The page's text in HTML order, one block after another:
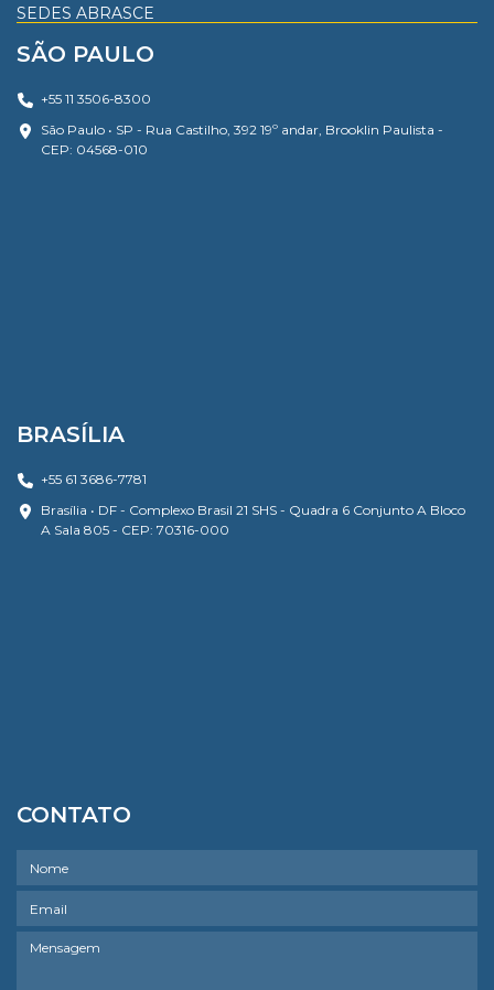
SEDES ABRASCE
SÃO PAULO
+55 11 3506-8300
São Paulo • SP - Rua Castilho, 392 19º andar, Brooklin Paulista -
CEP: 04568-010
BRASÍLIA
+55 61 3686-7781
Brasília • DF - Complexo Brasil 21 SHS - Quadra 6 Conjunto A Bloco
A Sala 805 - CEP: 70316-000
CONTATO